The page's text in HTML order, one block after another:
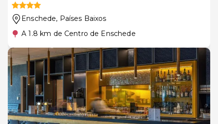
Enschede, Países Baixos
A 1.8 km de Centro de Enschede